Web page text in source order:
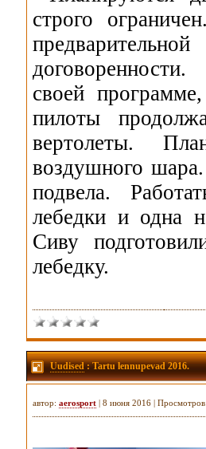
строго
своей
пилоты
вертолеты.
воздушного
подвела.
лебедки и одна
Сиву
лебедку.
Uudised: Tartu lennupevad 2016.
автор: aerosport | 8 июня 2016 |